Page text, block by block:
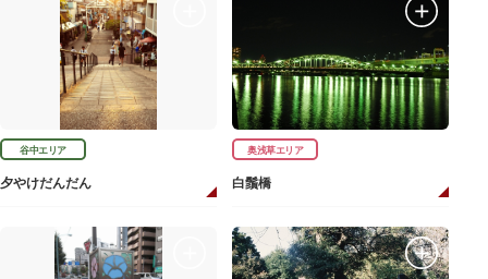
谷中エリア
夕やけだんだん
奥浅草エリア
白鬚橋